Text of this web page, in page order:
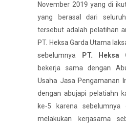
November 2019 yang di
yang berasal dari
tersebut adalah pelatihan
PT. Heksa Garda Utama
sebelumnya
PT. Heksa
bekerja sama dengan
Usaha Jasa Pengamanan
dengan abujapi pelatiahn
ke-5 karena sebelumnya
melakukan kerjasama